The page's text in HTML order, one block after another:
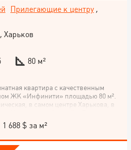
Прилегающие к центру,
Харьков
80 м²
квартира с качественным
ЖК «Инфинити» площадью 80 м².
в самом центре Харькова, в
Этаж: 9-й из 15 Кухня-
30 м² Класс дома: бизнес Формат
гостиная две отдельные спальни
Состояние и наполнение Квартира
1 688 $ за м²